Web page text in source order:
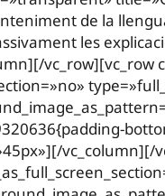
de la
les
vc_row][vc_row
vc_column][/